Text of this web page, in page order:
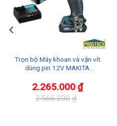
Trọn bộ Máy khoan và vặn vít
dùng pin 12V MAKITA
2.566.200 ₫
2.265.000₫